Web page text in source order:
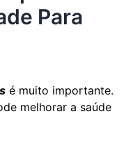
Para
é muito importante.
melhorar a saúde